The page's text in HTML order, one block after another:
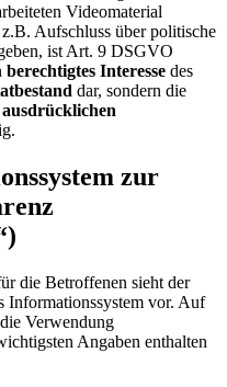
Videomaterial
Aufschluss über politische
ist Art. 9 DSGVO
berechtigtes Interesse des
dar, sondern die
ausdrücklichen
zur
die Betroffenen sieht der
Informationssystem vor. Auf
Verwendung
Angaben enthalten